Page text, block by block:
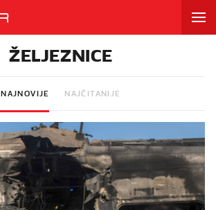
ŽELJEZNICE
NAJNOVIJE NAJČITANIJE